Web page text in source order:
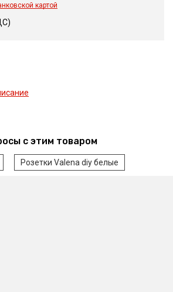
картой
с этим товаром
Розетки Valena diy белые